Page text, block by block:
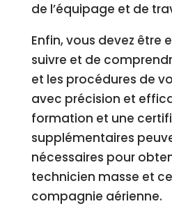
de l’équipage et de
Enfin, vous devez être
suivre et de
et les procédures de
avec précision et
formation et une
supplémentaires
nécessaires pour
technicien masse et
compagnie aérienne.